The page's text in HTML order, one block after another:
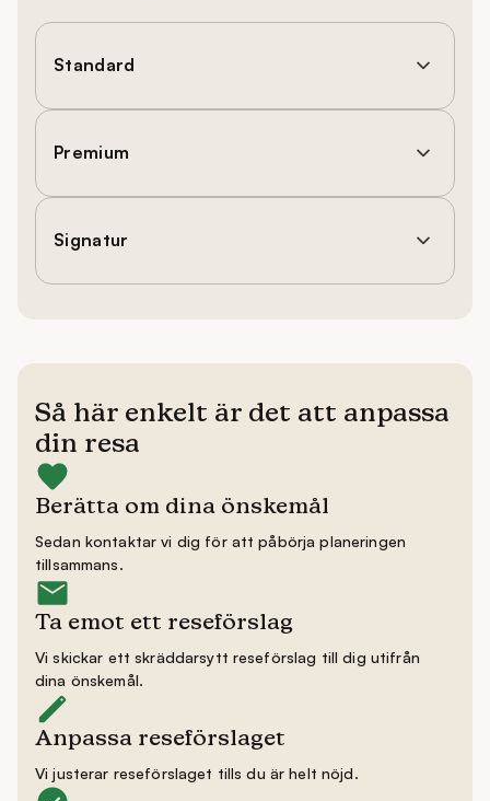
Standard
Premium
Signatur
Så här enkelt är det att anpassa
din resa
Berätta om dina önskemål
Sedan kontaktar vi dig för att påbörja planeringen
tillsammans.
Ta emot ett reseförslag
Vi skickar ett skräddarsytt reseförslag till dig utifrån
dina önskemål.
Anpassa reseförslaget
Vi justerar reseförslaget tills du är helt nöjd.